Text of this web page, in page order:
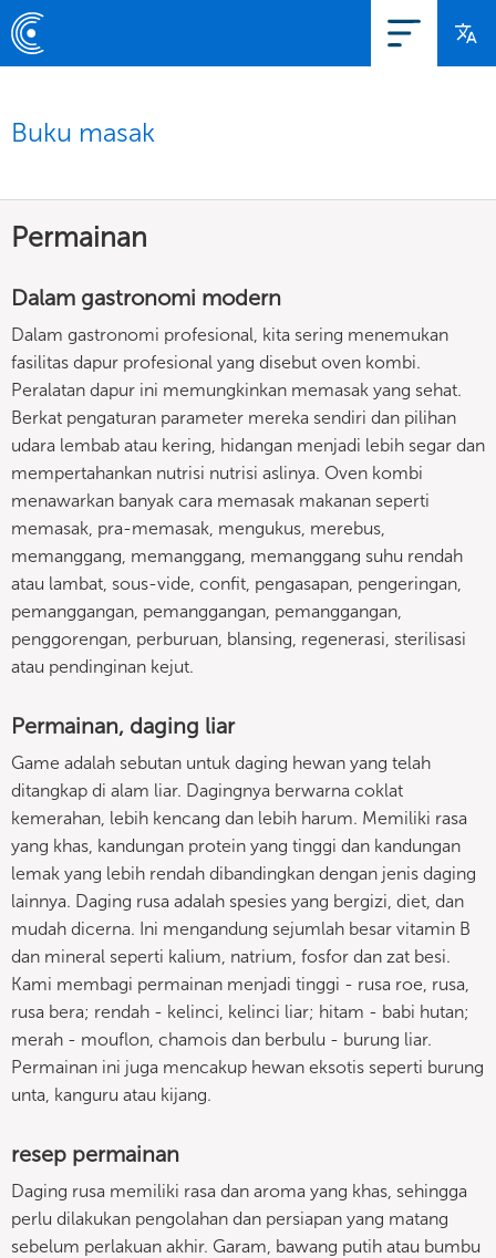
Buku masak
Permainan
Dalam gastronomi modern
Dalam gastronomi profesional, kita sering menemukan
fasilitas dapur profesional yang disebut oven kombi.
Peralatan dapur ini memungkinkan memasak yang sehat.
Berkat pengaturan parameter mereka sendiri dan pilihan
udara lembab atau kering, hidangan menjadi lebih segar dan
mempertahankan nutrisi nutrisi aslinya. Oven kombi
menawarkan banyak cara memasak makanan seperti
memasak, pra-memasak, mengukus, merebus,
memanggang, memanggang, memanggang suhu rendah
atau lambat, sous-vide, confit, pengasapan, pengeringan,
pemanggangan, pemanggangan, pemanggangan,
penggorengan, perburuan, blansing, regenerasi, sterilisasi
atau pendinginan kejut.
Permainan, daging liar
Game adalah sebutan untuk daging hewan yang telah
ditangkap di alam liar. Dagingnya berwarna coklat
kemerahan, lebih kencang dan lebih harum. Memiliki rasa
yang khas, kandungan protein yang tinggi dan kandungan
lemak yang lebih rendah dibandingkan dengan jenis daging
lainnya. Daging rusa adalah spesies yang bergizi, diet, dan
mudah dicerna. Ini mengandung sejumlah besar vitamin B
dan mineral seperti kalium, natrium, fosfor dan zat besi.
Kami membagi permainan menjadi tinggi - rusa roe, rusa,
rusa bera; rendah - kelinci, kelinci liar; hitam - babi hutan;
merah - mouflon, chamois dan berbulu - burung liar.
Permainan ini juga mencakup hewan eksotis seperti burung
unta, kanguru atau kijang.
resep permainan
Daging rusa memiliki rasa dan aroma yang khas, sehingga
perlu dilakukan pengolahan dan persiapan yang matang
sebelum perlakuan akhir. Garam, bawang putih atau bumbu